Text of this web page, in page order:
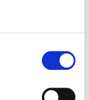
kan zijn
(fingerprinting)
-
figuur de
ook